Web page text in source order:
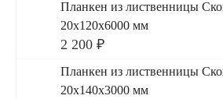
Планкен из лиственницы
20x120x6000 мм
2 200 ₽
Планкен из лиственницы
20x140x3000 мм